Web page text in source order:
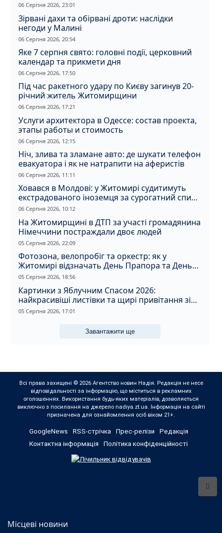
вбивство співмешканки
06 Серпня 2026, 23:01
Зірвані дахи та обірвані дроти: наслідки
негоди у Малині
06 Серпня 2026, 20:54
Яке 7 серпня свято: головні події, церковний
календар та прикмети дня
06 Серпня 2026, 17:50
Під час ракетного удару по Києву загинув 20-
річний житель Житомирщини
06 Серпня 2026, 17:21
Услуги архитектора в Одессе: состав проекта,
этапы работы и стоимость
06 Серпня 2026, 12:15
Ніч, злива та зламане авто: де шукати телефон
евакуатора і як не натрапити на аферистів
06 Серпня 2026, 11:11
Ховався в Молдові: у Житомирі судитимуть
екстрадованого іноземця за сурогатний спирт
і відмивання грошей
06 Серпня 2026, 10:12
На Житомирщині в ДТП за участі громадянина
Німеччини постраждали двоє людей
05 Серпня 2026, 22:09
Фотозона, велопробіг та оркестр: як у
Житомирі відзначать День Прапора та День
Незалежності
05 Серпня 2026, 18:56
Картинки з Яблучним Спасом 2026:
найкрасивіші листівки та щирі привітання зі
святом
05 Серпня 2026, 17:01
Завантажити ще
Всі права захищені © 2026 Агентство новин Надія. Редакція не несе
відповідальності за інформацію, що міститься в рекламних
оголошеннях. Використання будь-яких матеріалів, дозволяється
виключно з посилання на джерело nadiya.zt.ua. Інформація на сайті
призначена для ознайомлення осіб віком 21+.
GoogleNews RSS-стрічка Прес-релізи
Редакція
Контактна інформація
Політика конфіденційності
Місцеві новини